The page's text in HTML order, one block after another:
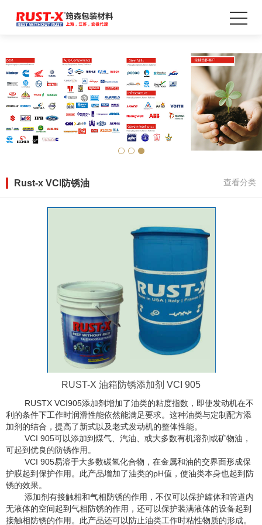
Rust-x VCI防锈油 查看分类
RUST-X 油箱防锈添加剂 VCI 905
RUSTX VCI905添加剂增加了油类的粘度指数，即使发动机在不
利的条件下工作时润滑性能依然能满足要求。这种油类与定制配方添
加剂的结合，提高了新式以及老式发动机的整体性能。
VCI 905可以添加到煤气、汽油、或大多数有机溶剂或矿物油，
可起到优良的防锈作用。
VCI 905易溶于大多数碳氢化合物，在金属和油的交界面形成保
护膜起到保护作用。此产品增加了油类的pH值，使油类本身也起到防
锈的效果。
添加剂有接触相和气相防锈的作用，不仅可以保护罐体和管道内
无液体的空间起到气相防锈的作用，还可以保护装满液体的设备起到
接触相防锈的作用。此产品还可以防止油类工作时粘性物质的形成。